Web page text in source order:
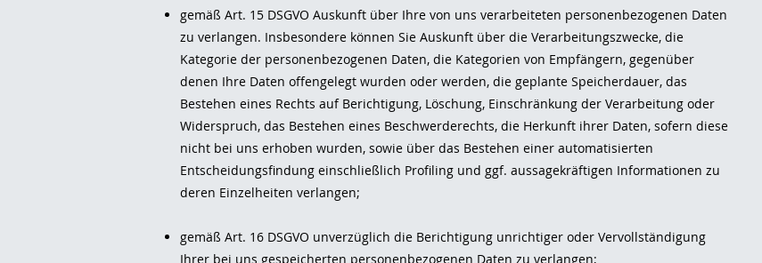
gemäß Art. 15 DSGVO Auskunft über Ihre von uns verarbeiteten personenbezogenen Daten
zu verlangen. Insbesondere können Sie Auskunft über die Verarbeitungszwecke, die
Kategorie der personenbezogenen Daten, die Kategorien von Empfängern, gegenüber
denen Ihre Daten offengelegt wurden oder werden, die geplante Speicherdauer, das
Bestehen eines Rechts auf Berichtigung, Löschung, Einschränkung der Verarbeitung oder
Widerspruch, das Bestehen eines Beschwerderechts, die Herkunft ihrer Daten, sofern diese
nicht bei uns erhoben wurden, sowie über das Bestehen einer automatisierten
Entscheidungsfindung einschließlich Profiling und ggf. aussagekräftigen Informationen zu
deren Einzelheiten verlangen;
gemäß Art. 16 DSGVO unverzüglich die Berichtigung unrichtiger oder Vervollständigung
Ihrer bei uns gespeicherten personenbezogenen Daten zu verlangen;